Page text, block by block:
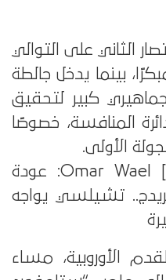
الثاني على التوالي
بينما يدخل جالطة
كبير لتحقيق
المنافسة، خصوصًا
الأولى.
[12:05 pm, 30/09/2025] Omar Wael: عودة
تشيلسي يواجه
الأوروبية، مساء